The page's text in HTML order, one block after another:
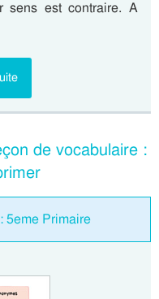
sens est contraire. A
de vocabulaire :
5eme Primaire